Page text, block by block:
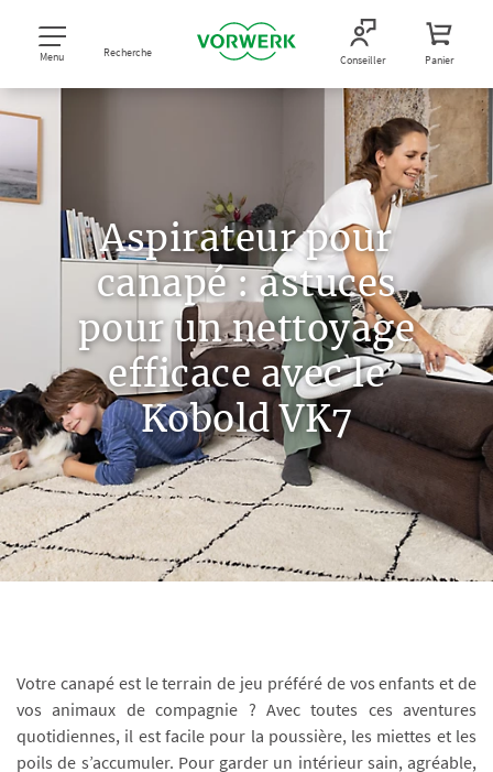
Menu Recherche Conseiller Panier
Aspirateur pour
canapé : astuces
pour un nettoyage
efficace avec le
Kobold VK7
Votre canapé est le terrain de jeu préféré de vos enfants et de
vos animaux de compagnie ? Avec toutes ces aventures
quotidiennes, il est facile pour la poussière, les miettes et les
poils de s’accumuler. Pour garder un intérieur sain, agréable,